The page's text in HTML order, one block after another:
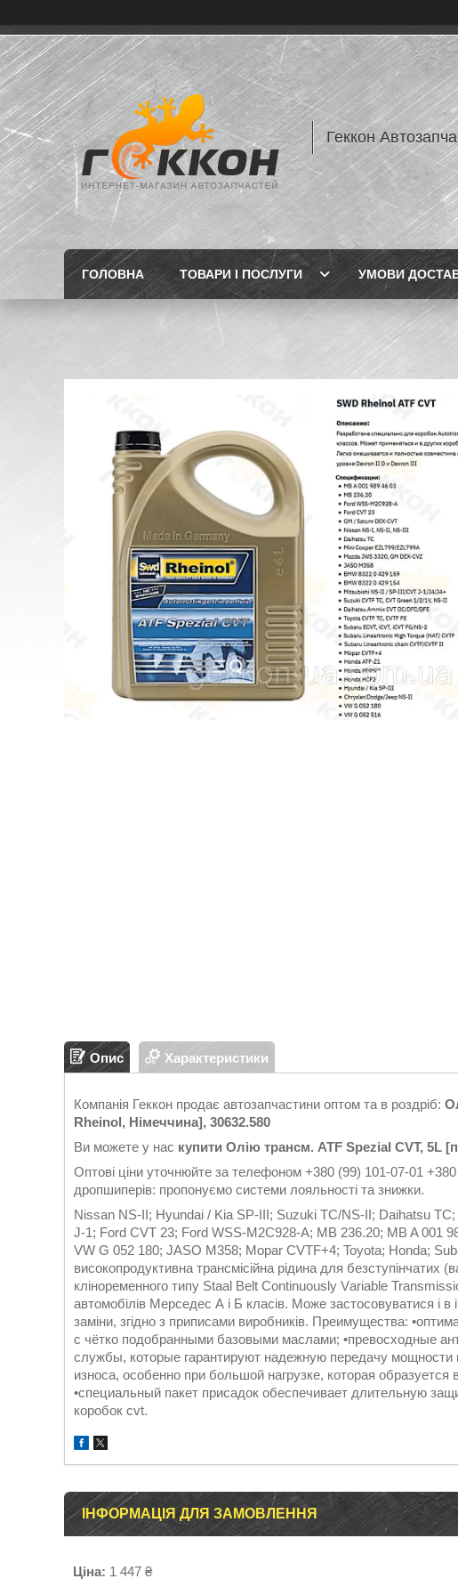
Геккон
ГОЛОВНА ТОВАРИ І ПОСЛУГИ УМОВИ
Опис Характеристики
Компанія Геккон продає автозапчастини оптом та в роздріб:
Rheinol, Німеччина], 30632.580
Ви можете у нас купити Олію трансм. ATF Spezial CVT, 5L
Оптові ціни уточнюйте за телефоном +380 (99) 101-07-01
дропшиперів: пропонуємо системи лояльності та знижки.
Nissan NS-II; Hyundai / Kia SP-III; Suzuki TC/NS-II; Daihatsu
J-1; Ford CVT 23; Ford WSS-M2C928-A; MB 236.20; MB A 001
VW G 052 180; JASO M358; Mopar CVTF+4; Toyota; Honda;
високопродуктивна трансмісійна рідина для
кліноременного типу Staal Belt Continuously Vаriable
автомобілів Мерседес А і Б класів. Може застосовуватися і
заміни, згідно з приписами виробників. Преимущества:
с чётко подобранными базовыми маслами; •превосходные
службы, которые гарантируют надежную передачу мощности
износа, особенно при большой нагрузке, которая
•специальный пакет присадок обеспечивает длительную
коробок cvt.
ІНФОРМАЦІЯ ДЛЯ ЗАМОВЛЕННЯ
Ціна: 1 447 ₴